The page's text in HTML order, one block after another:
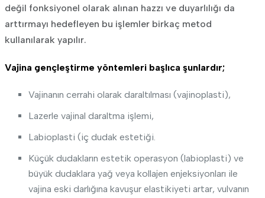
değil fonksiyonel olarak alınan hazzı ve duyarlılığı da
arttırmayı hedefleyen bu işlemler birkaç metod
kullanılarak yapılır.
Vajina gençleştirme yöntemleri başlıca şunlardır;
Vajinanın cerrahi olarak daraltılması (vajinoplasti),
Lazerle vajinal daraltma işlemi,
Labioplasti (iç dudak estetiği.
Küçük dudakların estetik operasyon (labioplasti) ve
büyük dudaklara yağ veya kollajen enjeksiyonları ile
vajina eski darlığına kavuşur elastikiyeti artar, vulvanın